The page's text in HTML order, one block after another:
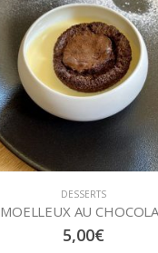
DESSERTS
MOELLEUX AU
5,00€